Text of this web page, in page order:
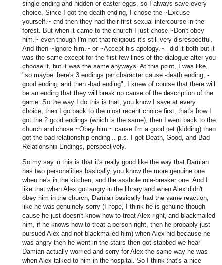
single ending and hidden or easter eggs, so I always save every
choice. Since I got the death ending, I chose the ~Excuse
yourself.~ and then they had their first sexual intercourse in the
forest. But when it came to the church I just chose ~Don't obey
him.~ even though I'm not that religious it's still very disrespectful.
And then ~Ignore him.~ or ~Accept his apology.~ I did it both but it
was the same except for the first few lines of the dialogue after you
choose it, but it was the same anyways. At this point, I was like,
"so maybe there's 3 endings per character cause -death ending, -
good ending, and then -bad ending", I knew of course that there will
be an ending that they will break up cause of the description of the
game. So the way I do this is that, you know I save at every
choice, then I go back to the most recent choice first, that's how I
got the 2 good endings (which is the same), then I went back to the
church and chose ~Obey him.~ cause I'm a good pet (kidding) then
got the bad relationship ending... p.s. I got Death, Good, and Bad
Relationship Endings, perspectively.
So my say in this is that it's really good like the way that Damian
has two personalities basically, you know the more genuine one
when he's in the kitchen, and the asshole rule-breaker one. And I
like that when Alex got angry in the library and when Alex didn't
obey him in the church, Damian basically had the same reaction,
like he was genuinely sorry (I hope, I think he is genuine though
cause he just doesn't know how to treat Alex right, and blackmailed
him, if he knows how to treat a person right, then he probably just
pursued Alex and not blackmailed him) when Alex hid because he
was angry then he went in the stairs then got stabbed we hear
Damian actually worried and sorry for Alex the same way he was
when Alex talked to him in the hospital. So I think that's a nice